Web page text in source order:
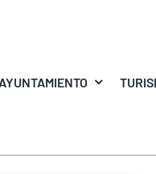
AYUNTAMIENTO